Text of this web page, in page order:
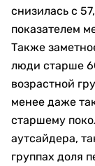
снизилась с
показателем
Также
люди старше
возрастной
менее даже
старшему
аутсайдера,
группах доля